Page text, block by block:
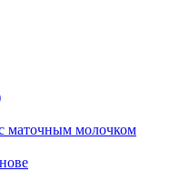
маточным молочком